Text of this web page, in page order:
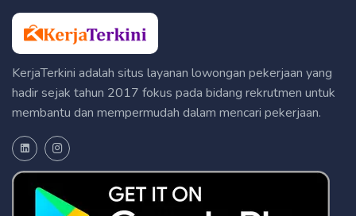
KerjaTerkini adalah situs layanan lowongan pekerjaan yang
hadir sejak tahun 2017 fokus pada bidang rekrutmen untuk
membantu dan mempermudah dalam mencari pekerjaan.